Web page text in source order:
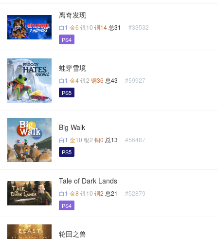
离奇发现
白1 金6 银10 铜14 总31 #33532
PS4
蛙穿雪境
白1 金4银2 铜36 总43 #59927
PS5
Big Walk
白1 金10 银2 铜0 总13 #56487
PS5
Tale of Dark Lands
白1 金8 银10 铜2 总21 #52879
PS4
轮回之兽